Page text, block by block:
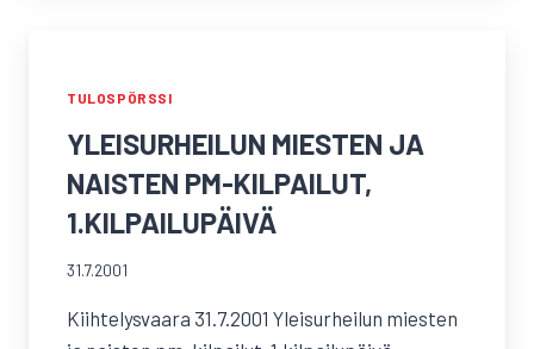
TULOSPÖRSSI
YLEISURHEILUN MIESTEN JA
NAISTEN PM-KILPAILUT,
1.KILPAILUPÄIVÄ
31.7.2001
Kiihtelysvaara 31.7.2001 Yleisurheilun miesten